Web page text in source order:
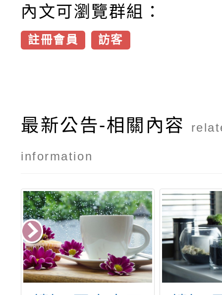
內文可瀏覽群組：
註冊會員 訪客
最新公告-相關內容
information